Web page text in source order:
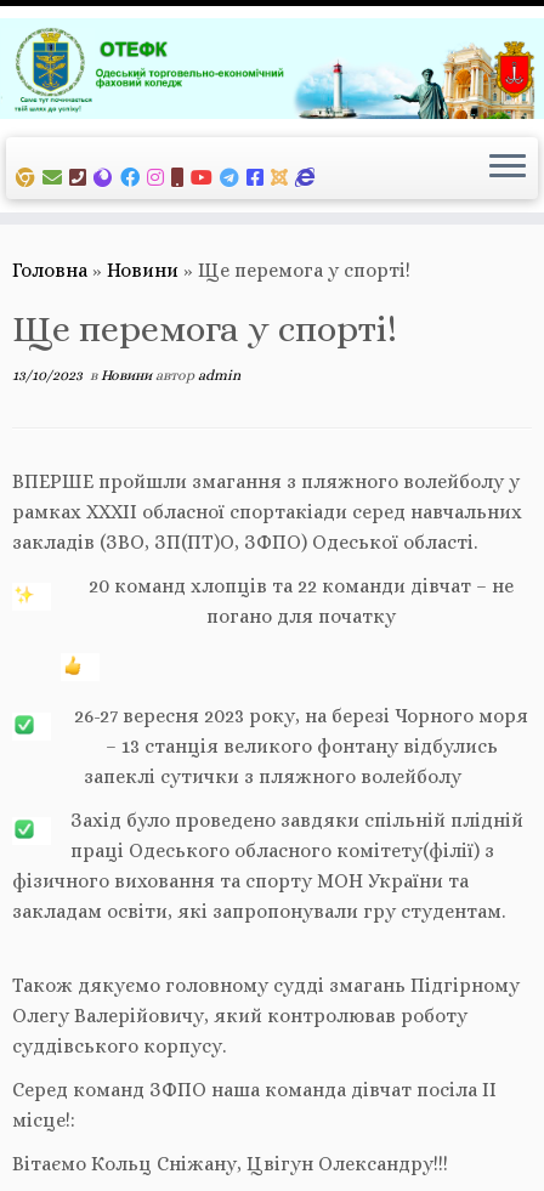
Перейти
до
вмісту
Головна » Новини » Ще перемога у спорті!
Ще перемога у спорті!
13/10/2023 в Новиниавторadmin
ВПЕРШЕ пройшли змагання з пляжного волейболу у
рамках ХХХІІ обласної спортакіади серед навчальних
закладів (ЗВО, ЗП(ПТ)О, ЗФПО) Одеської області.
20 команд хлопців та 22 команди дівчат – не
погано для початку
26-27 вересня 2023 року, на березі Чорного моря
– 13 станція великого фонтану відбулись
запеклі сутички з пляжного волейболу
Захід було проведено завдяки спільній плідній
праці Одеського обласного комітету(філії) з
фізичного виховання та спорту МОН України та
закладам освіти, які запропонували гру студентам.
Також дякуємо головному судді змагань Підгірному
Олегу Валерійовичу, який контролював роботу
суддівського корпусу.
Серед команд ЗФПО наша команда дівчат посіла ІІ
місце!:
Вітаємо Кольц Сніжану, Цвігун Олександру!!!